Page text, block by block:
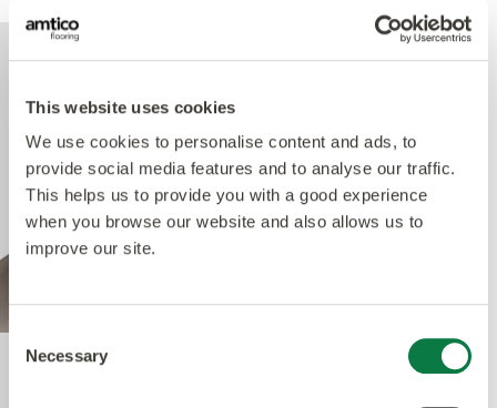
This website uses cookies
We use cookies to personalise content and ads, to
provide social media features and to analyse our traffic.
This helps us to provide you with a good experience
when you browse our website and also allows us to
improve our site.
Consent
Selection
Necessary